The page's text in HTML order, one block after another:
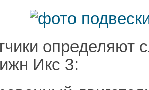
определяют
Икс 3: